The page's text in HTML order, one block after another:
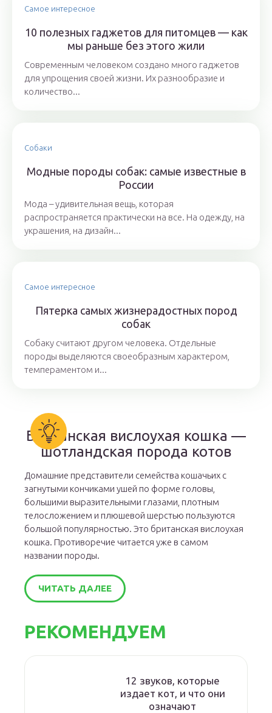
Самое интересное
10 полезных гаджетов для питомцев — как
мы раньше без этого жили
Современным человеком создано много гаджетов
для упрощения своей жизни. Их разнообразие и
количество...
Собаки
Модные породы собак: самые известные в
России
Мода – удивительная вещь, которая
распространяется практически на все. На одежду, на
украшения, на дизайн...
Самое интересное
Пятерка самых жизнерадостных пород
собак
Собаку считают другом человека. Отдельные
породы выделяются своеобразным характером,
темпераментом и...
Британская вислоухая кошка —
шотландская порода котов
Домашние представители семейства кошачьих с
загнутыми кончиками ушей по форме головы,
большими выразительными глазами, плотным
телосложением и плюшевой шерстью пользуются
большой популярностью. Это британская вислоухая
кошка. Противоречие читается уже в самом
названии породы.
ЧИТАТЬ ДАЛЕЕ
РЕКОМЕНДУЕМ
12 звуков, которые
издает кот, и что они
означают